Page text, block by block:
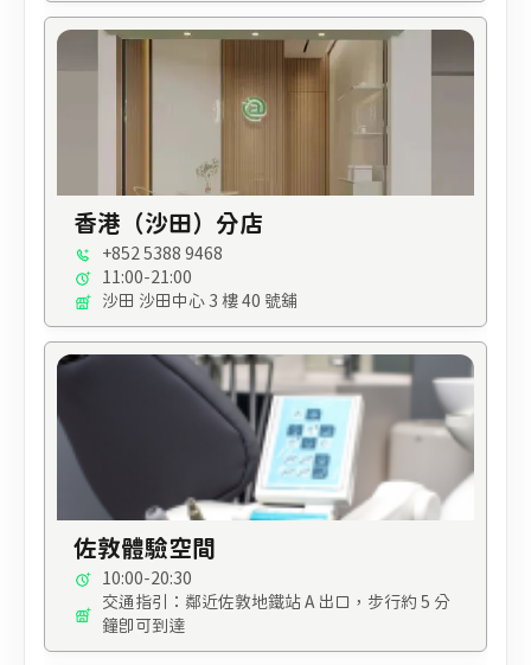
香港（沙田）分店
+852 5388 9468
11:00-21:00
沙田 沙田中心 3 樓 40 號舖
佐敦體驗空間
10:00-20:30
交通指引：鄰近佐敦地鐵站 A 出口，步行約 5 分
鐘即可到達